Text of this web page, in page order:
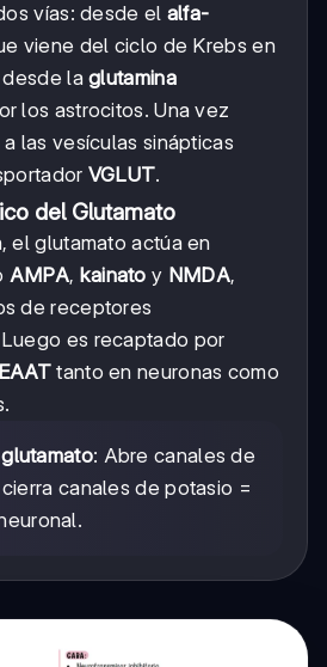
vías: desde el alfa-
viene del ciclo de Krebs en
desde laglutamina
los astrocitos. Una vez
las vesículas sinápticas
VGLUT.
del Glutamato
el glutamato actúa en
AMPA, kainato y NMDA,
de receptores
es recaptado por
EAAT tanto en neuronas como
: Abre canales de
canales de potasio =